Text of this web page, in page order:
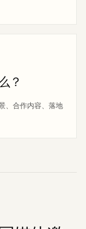
？
、合作内容、落地